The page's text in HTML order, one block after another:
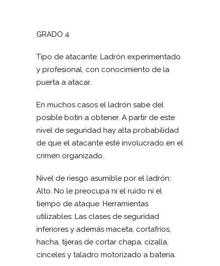
GRADO 4
Tipo de atacante: Ladrón experimentado
y profesional, con conocimiento de la
puerta a atacar.
En muchos casos el ladrón sabe del
posible botín a obtener. A partir de este
nivel de seguridad hay alta probabilidad
de que el atacante esté involucrado en el
crimen organizado.
Nivel de riesgo asumible por el ladrón:
Alto. No le preocupa ni el ruido ni el
tiempo de ataque. Herramientas
utilizables: Las clases de seguridad
inferiores y además maceta, cortafríos,
hacha, tijeras de cortar chapa, cizalla,
cinceles y taladro motorizado a batería.